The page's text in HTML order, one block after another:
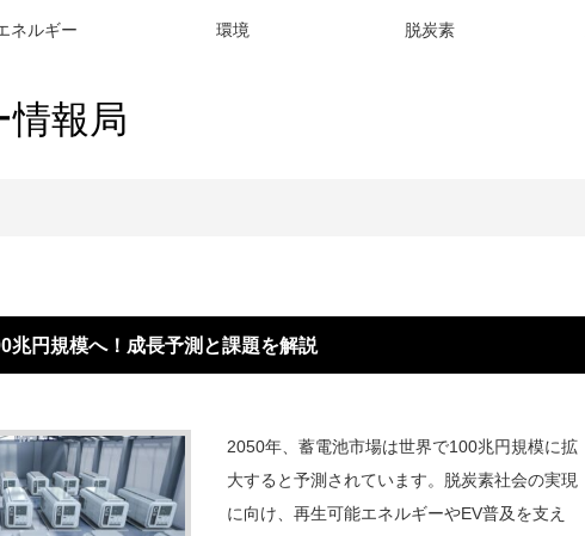
ネルギー 環境 脱炭素
報局
兆円規模へ！成長予測と課題を解説
2050年、蓄電池市場は世界で100兆円規模に拡
大すると予測されています。脱炭素社会の実現
に向け、再生可能エネルギーやEV普及を支え